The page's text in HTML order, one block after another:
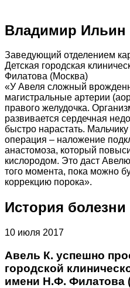
Владимир Ильин
Заведующий отделением
Детская городская
Филатова (Москва)
«У Авеля сложный
магистральные артерии
правого желудочка.
развивается сердечная
быстро нарастать.
операция – наложение
анастомоза, который
кислородом. Это даст
того момента, пока можно
коррекцию порока».
История болезни
10 июля 2017
Авель К. успешно
городской
имени Н.Ф. Филатова